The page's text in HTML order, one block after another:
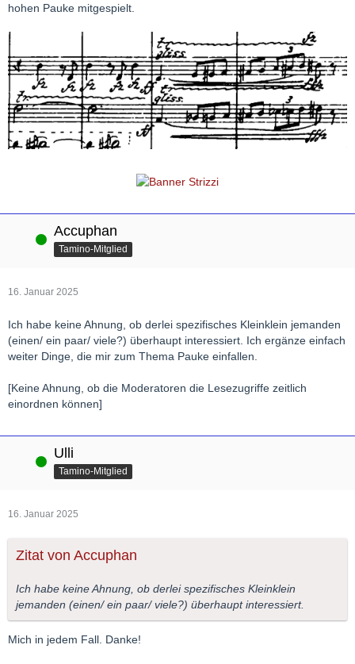
hohen Pauke mitgespielt.
Online Accuphan
Tamino-Mitglied
16. Januar 2025
Ich habe keine Ahnung, ob derlei spezifisches Kleinklein jemanden
(einen/ ein paar/ viele?) überhaupt interessiert. Ich ergänze einfach
weiter Dinge, die mir zum Thema Pauke einfallen.
[Keine Ahnung, ob die Moderatoren die Lesezugriffe zeitlich
einordnen können]
Online Ulli
Tamino-Mitglied
16. Januar 2025
Zitat von Accuphan
Ich habe keine Ahnung, ob derlei spezifisches Kleinklein
jemanden (einen/ ein paar/ viele?) überhaupt interessiert.
Mich in jedem Fall. Danke!